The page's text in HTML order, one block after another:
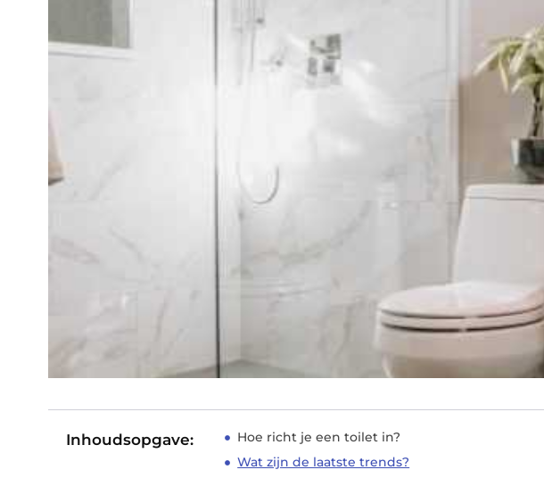
Inhoudsopgave:
Hoe richt je een toilet in?
Wat zijn de laatste trends?